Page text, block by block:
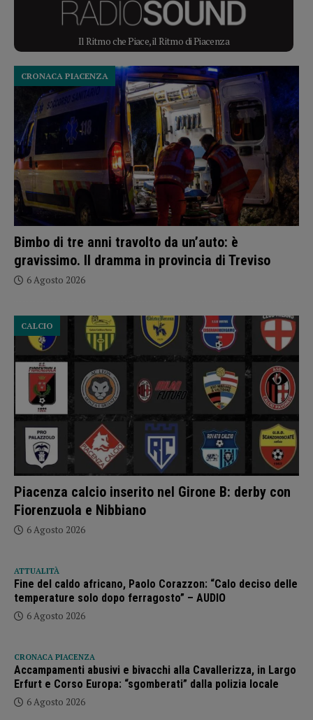
Il Ritmo che Piace, il Ritmo di Piacenza
Bimbo di tre anni travolto da un’auto: è
gravissimo. Il dramma in provincia di Treviso
CRONACA PIACENZA
6 Agosto 2026
Piacenza calcio inserito nel Girone B: derby con
Fiorenzuola e Nibbiano
CALCIO
6 Agosto 2026
ATTUALITÀ
Fine del caldo africano, Paolo Corazzon: “Calo deciso delle
temperature solo dopo ferragosto” – AUDIO
6 Agosto 2026
CRONACA PIACENZA
Accampamenti abusivi e bivacchi alla Cavallerizza, in Largo
Erfurt e Corso Europa: “sgomberati” dalla polizia locale
6 Agosto 2026